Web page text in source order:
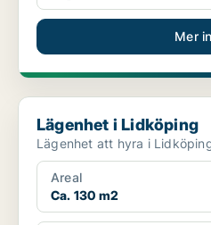
Mer
Lägenhet i Lidköping
Lägenhet i Lidköping
Areal
Ca. 130 m2